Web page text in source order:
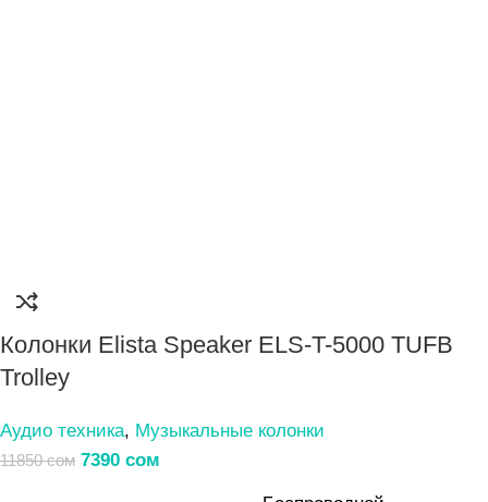
Колонки Elista Speaker ELS-T-5000 TUFB
Trolley
Аудио техника, Музыкальные колонки
11850сом 7390 сом